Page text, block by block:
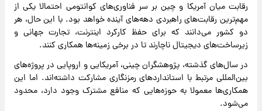
رقابت میان آمریکا و چین بر سر فناوری‌های کوانتومی احتمالا یکی از
مهم‌ترین رقابت‌های راهبردی دهه‌های آینده خواهد بود. با این حال، هر
دو کشور می‌دانند که برای حفظ کارکرد اینترنت، تجارت جهانی و
زیرساخت‌های دیجیتال ناچارند تا در برخی زمینه‌ها همکاری کنند.
در سال‌های گذشته، پژوهشگران چینی، آمریکایی و اروپایی در پروژه‌های
بین‌المللی مرتبط با استانداردهای رمزنگاری مشارکت داشته‌اند. اما این
همکاری‌ها معمولا به حوزه‌هایی که منافع مشترک وجود دارد، محدود
می‌شود.